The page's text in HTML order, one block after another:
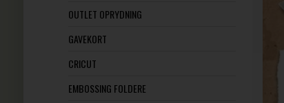
OUTLET OPRYDNING
GAVEKORT
CRICUT
EMBOSSING FOLDERE